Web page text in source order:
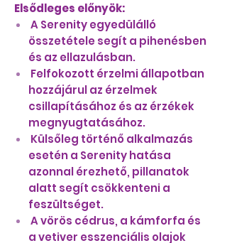
Elsődleges előnyök:
A Serenity egyedülálló
összetétele segít a pihenésben
és az ellazulásban.
Felfokozott érzelmi állapotban
hozzájárul az érzelmek
csillapításához és az érzékek
megnyugtatásához.
Külsőleg történő alkalmazás
esetén a Serenity hatása
azonnal érezhető, pillanatok
alatt segít csökkenteni a
feszültséget.
A vörös cédrus, a kámforfa és
a vetiver esszenciális olajok